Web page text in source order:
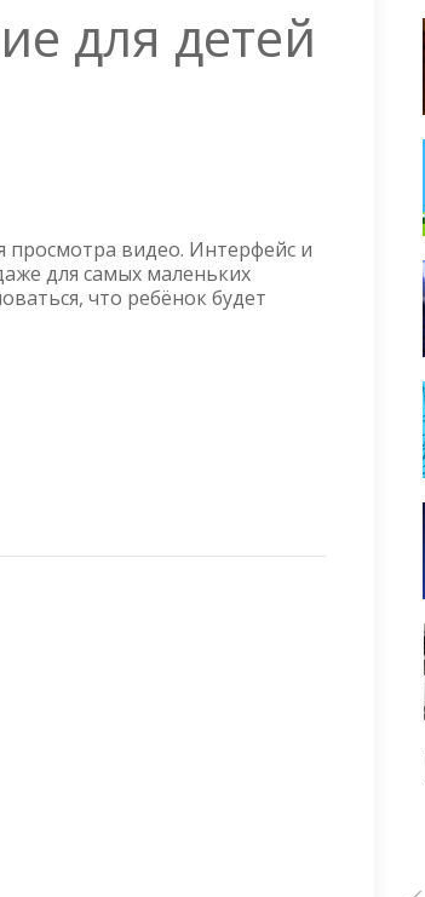
для детей
просмотра видео. Интерфейс и
для самых маленьких
что ребёнок будет